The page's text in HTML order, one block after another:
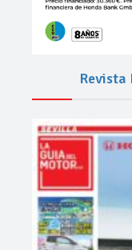
Revista